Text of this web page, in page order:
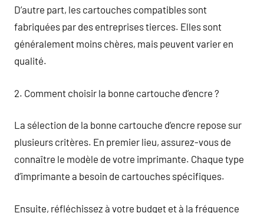
D’autre part, les cartouches compatibles sont
fabriquées par des entreprises tierces. Elles sont
généralement moins chères, mais peuvent varier en
qualité.
2. Comment choisir la bonne cartouche d’encre ?
La sélection de la bonne cartouche d’encre repose sur
plusieurs critères. En premier lieu, assurez-vous de
connaître le modèle de votre imprimante. Chaque type
d’imprimante a besoin de cartouches spécifiques.
Ensuite, réfléchissez à votre budget et à la fréquence